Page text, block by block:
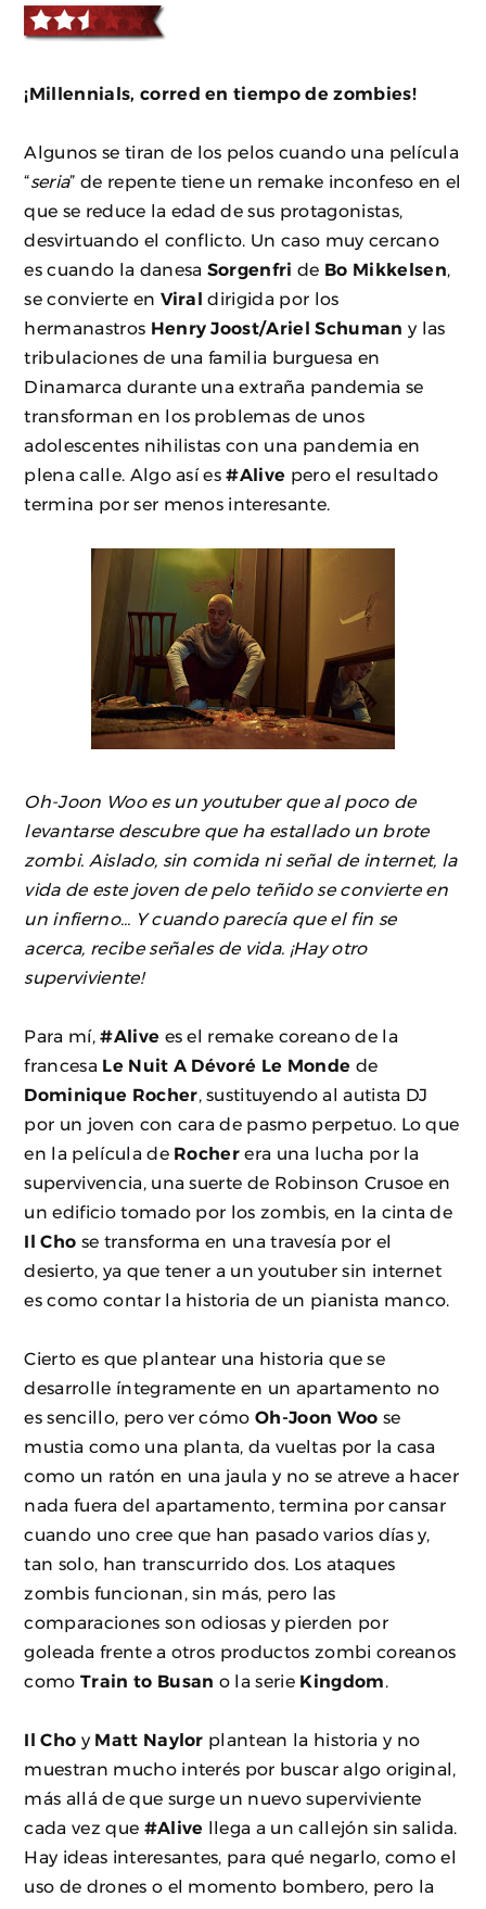
¡Millennials, corred en tiempo de zombies!
Algunos se tiran de los pelos cuando una película
“seria” de repente tiene un remake inconfeso en el
que se reduce la edad de sus protagonistas,
desvirtuando el conflicto. Un caso muy cercano
es cuando la danesa Sorgenfri de Bo Mikkelsen
se convierte en Viral dirigida por los
hermanastros Henry Joost/Ariel Schuman y las
tribulaciones de una familia burguesa en
Dinamarca durante una extraña pandemia se
transforman en los problemas de unos
adolescentes nihilistas con una pandemia en
plena calle. Algo así es#Alive pero el resultado
termina por ser menos interesante.
Oh-Joon Woo es un youtuber que al poco de
levantarse descubre que ha estallado un brote
zombi. Aislado, sin comida ni señal de internet, la
vida de este joven de pelo teñido se convierte en
un infierno… Y cuando parecía que el fin se
acerca, recibe señales de vida. ¡Hay otro
superviviente!
Para mí,#Alive es el remake coreano de la
francesa Le Nuit A Dévoré Le Monde de
Dominique Rocher , sustituyendo al autista DJ
por un joven con cara de pasmo perpetuo. Lo que
en la película de Rocher era una lucha por la
supervivencia, una suerte de Robinson Crusoe en
un edificio tomado por los zombis, en la cinta de
Il Cho se transforma en una travesía por el
desierto, ya que tener a un youtuber sin internet
es como contar la historia de un pianista manco.
Cierto es que plantear una historia que se
desarrolle íntegramente en un apartamento no
es sencillo, pero ver cómoOh-Joon Woo se
mustia como una planta, da vueltas por la casa
como un ratón en una jaula y no se atreve a hacer
nada fuera del apartamento, termina por cansar
cuando uno cree que han pasado varios días y,
tan solo, han transcurrido dos. Los ataques
zombis funcionan, sin más, pero las
comparaciones son odiosas y pierden por
goleada frente a otros productos zombi coreanos
comoTrain to Busan o la serie Kingdom
Il Cho y Matt Naylor plantean la historia y no
muestran mucho interés por buscar algo original,
más allá de que surge un nuevo superviviente
cada vez que #Alive llega a un callejón sin salida.
Hay ideas interesantes, para qué negarlo, como el
uso de drones o el momento bombero, pero la